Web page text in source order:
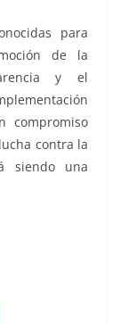
para
de la
y el
compromiso
contra la
siendo una